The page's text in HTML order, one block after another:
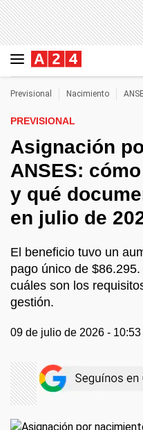
Previsional Nacimiento
PREVISIONAL
Asignación
ANSES:
y qué
en julio de
El beneficio tuvo un
pago único de
cuáles son los
gestión.
09 de julio de 2026 - 10:53